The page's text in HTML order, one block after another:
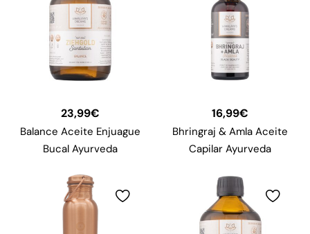
23,99€
Balance Aceite Enjuague
Bucal Ayurveda
16,99€
Bhringraj & Amla Aceite
Capilar Ayurveda